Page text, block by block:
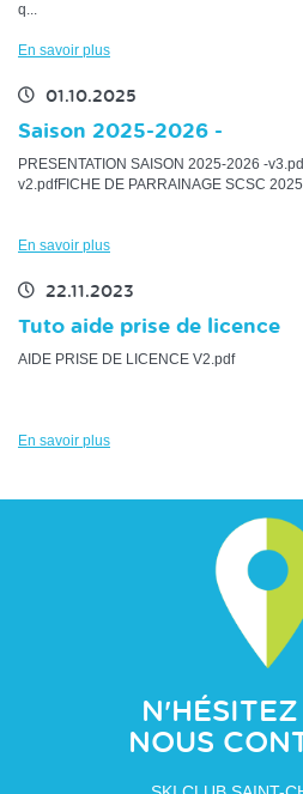
q...
En savoir plus
01.10.2025
Saison 2025-2026 -
PRESENTATION SAISON 2025-2026 -
v2.pdfFICHE DE PARRAINAGE SCSC
En savoir plus
22.11.2023
Tuto aide prise de licence
AIDE PRISE DE LICENCE V2.pdf
En savoir plus
NOUS